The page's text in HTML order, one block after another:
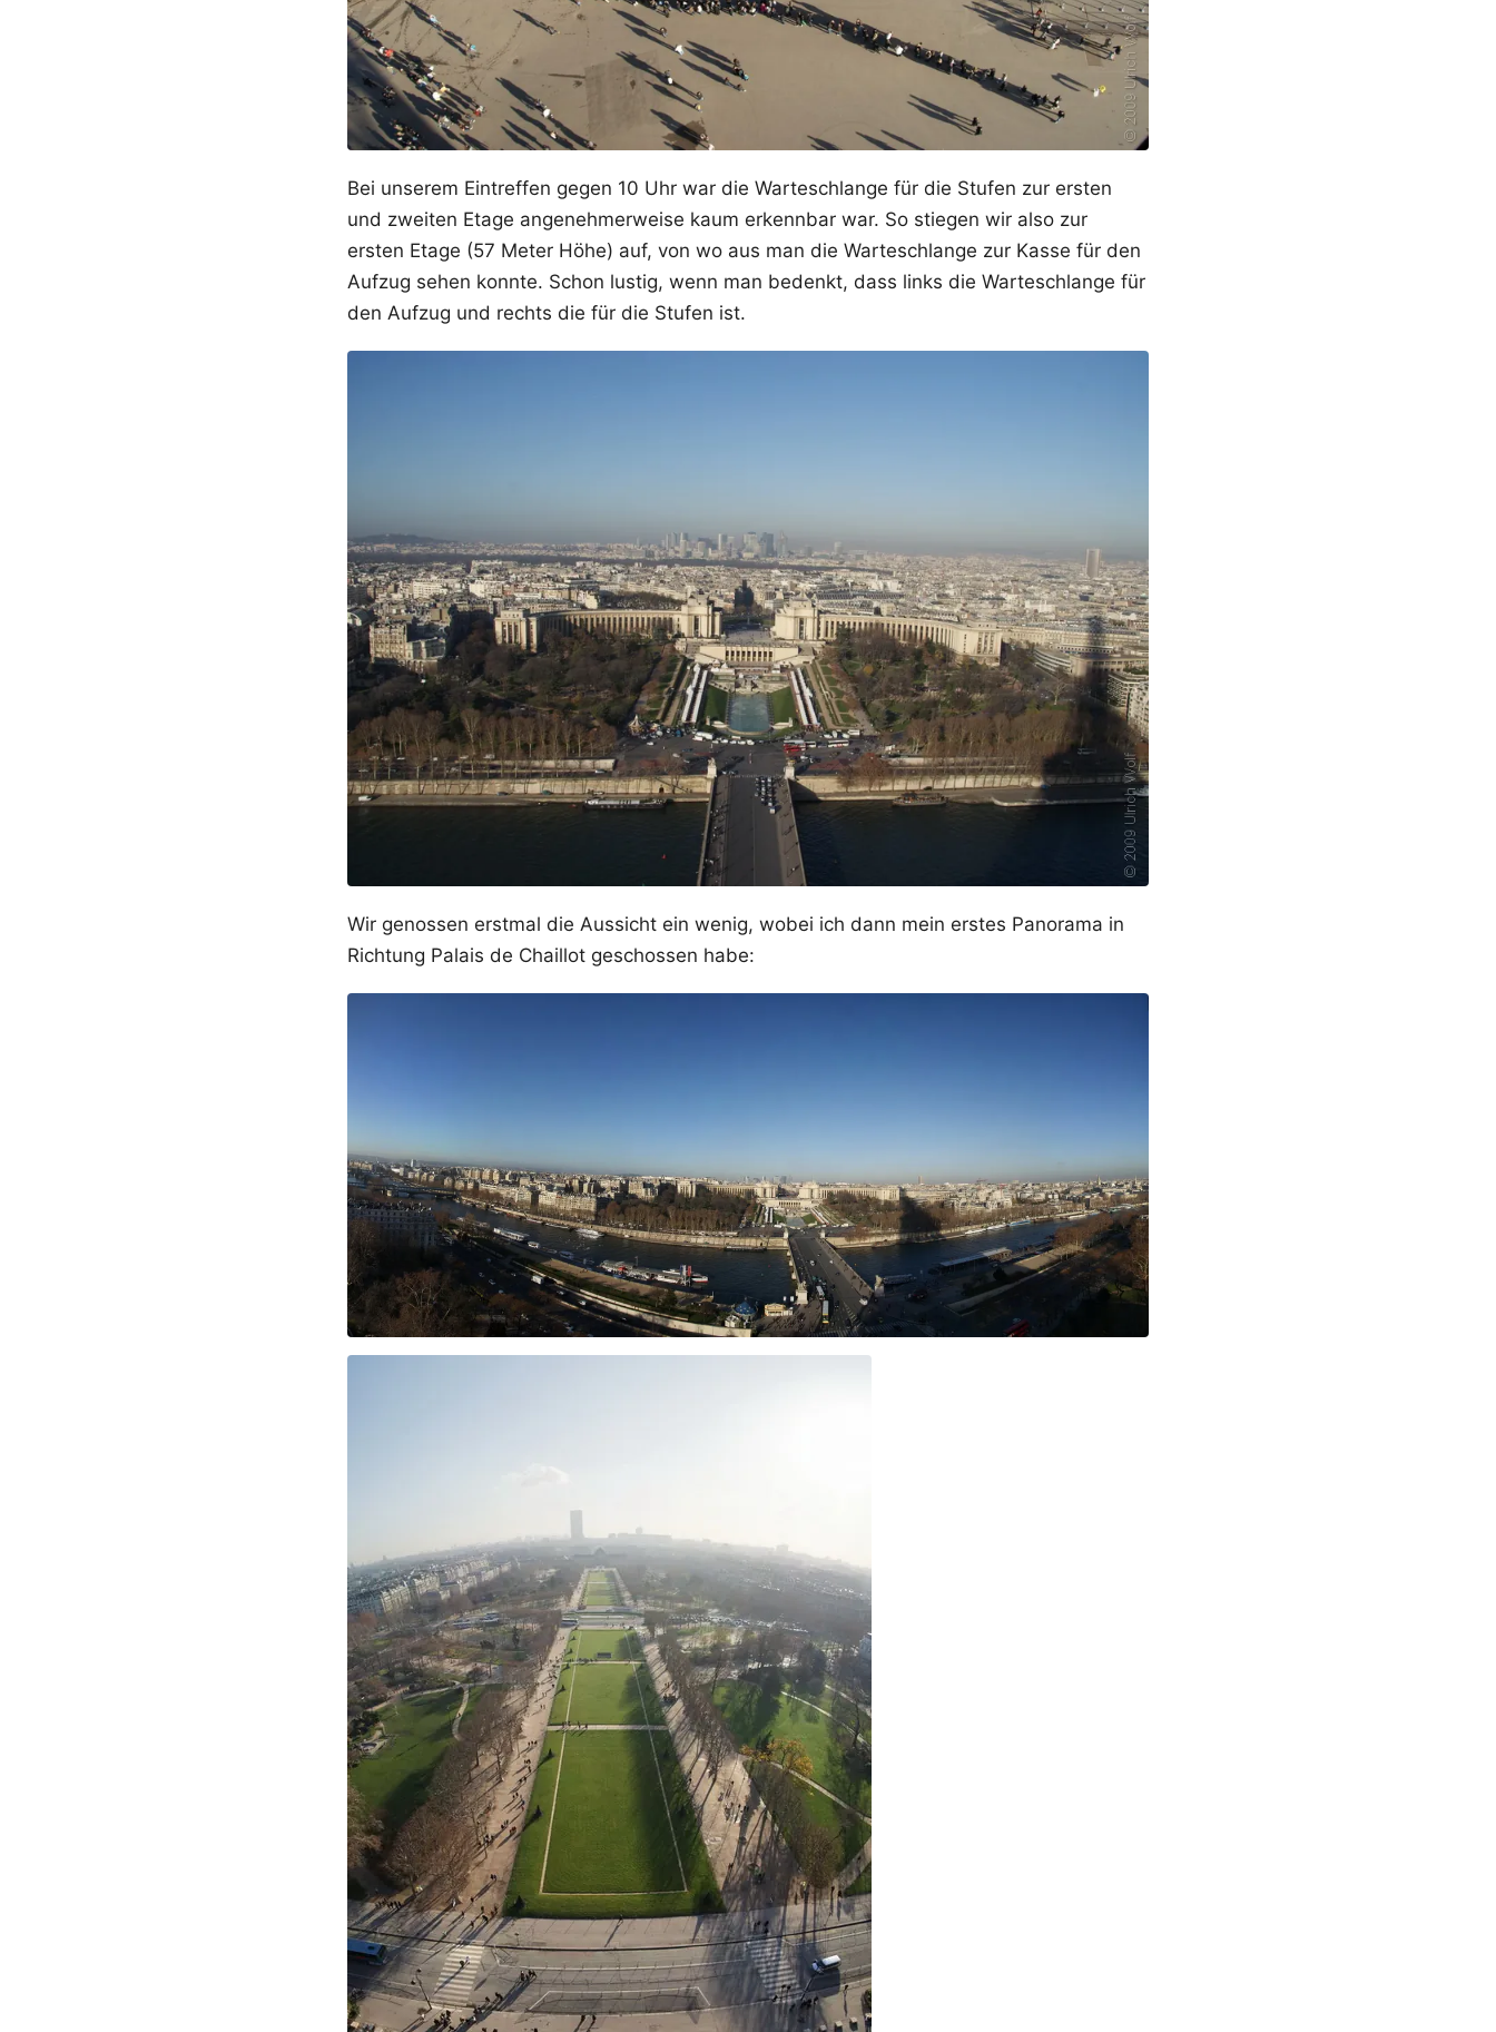
Bei unserem Eintreffen gegen 10 Uhr war die Warteschlange für die Stufen zur ersten
und zweiten Etage angenehmerweise kaum erkennbar war. So stiegen wir also zur
ersten Etage (57 Meter Höhe) auf, von wo aus man die Warteschlange zur Kasse für den
Aufzug sehen konnte. Schon lustig, wenn man bedenkt, dass links die Warteschlange für
den Aufzug und rechts die für die Stufen ist.
Wir genossen erstmal die Aussicht ein wenig, wobei ich dann mein erstes Panorama in
Richtung Palais de Chaillot geschossen habe: